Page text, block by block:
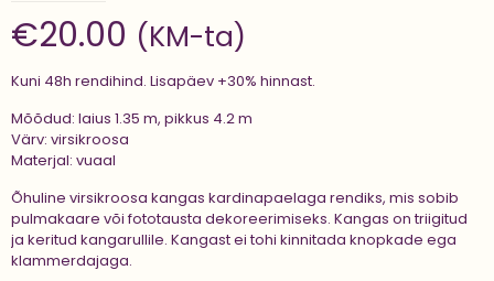
€20.00 (KM-ta)
Kuni 48h rendihind. Lisapäev +30% hinnast.
Mõõdud: laius 1.35 m, pikkus 4.2 m
Värv: virsikroosa
Materjal: vuaal
Õhuline virsikroosa kangas kardinapaelaga rendiks, mis sobib
pulmakaare või fototausta dekoreerimiseks. Kangas on triigitud
ja keritud kangarullile. Kangast ei tohi kinnitada knopkade ega
klammerdajaga.